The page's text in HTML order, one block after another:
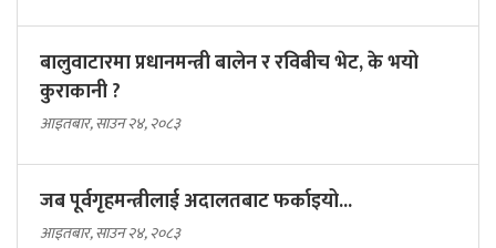
बालुवाटारमा प्रधानमन्त्री बालेन र रविबीच भेट, के भयो
कुराकानी ?
आइतबार, साउन २४, २०८३
जब पूर्वगृहमन्त्रीलाई अदालतबाट फर्काइयो...
आइतबार, साउन २४, २०८३